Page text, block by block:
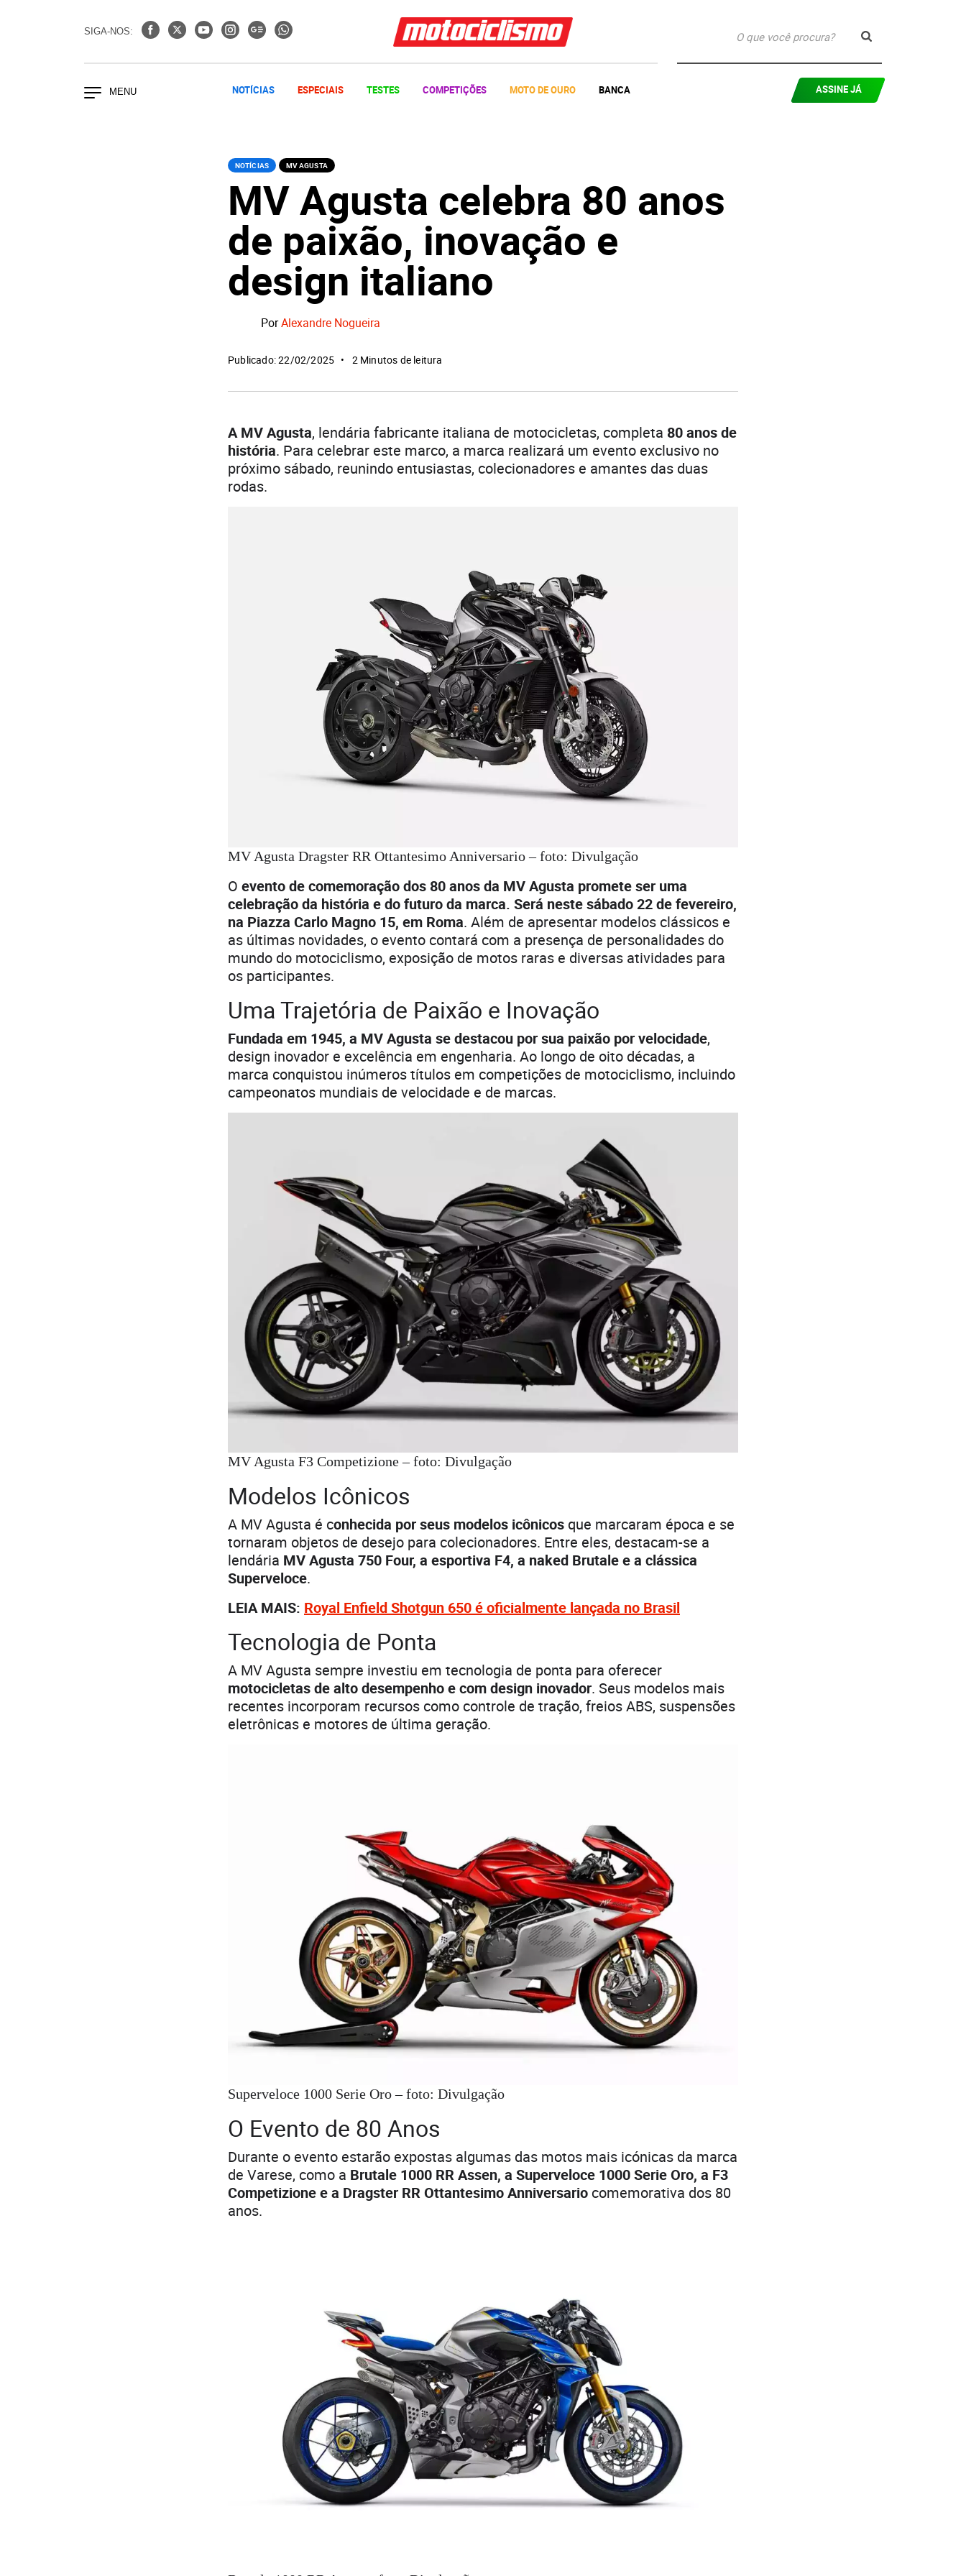
SIGA-NOS:
NOTÍCIAS ESPECIAIS TESTES COMPETIÇÕES MOTO DE OURO BANCA ASSINE JÁ
NOTÍCIAS MV AGUSTA
MV Agusta celebra 80 anos
de paixão, inovação e
design italiano
PorAlexandre Nogueira
Publicado: 22/02/2025 2 Minutos de leitura
A MV Agusta, lendária fabricante italiana de motocicletas, completa 80 anos de
história. Para celebrar este marco, a marca realizará um evento exclusivo no
próximo sábado, reunindo entusiastas, colecionadores e amantes das duas
rodas.
MV Agusta Dragster RR Ottantesimo Anniversario – foto: Divulgação
O evento de comemoração dos 80 anos da MV Agusta promete ser uma
celebração da história e do futuro da marca. Será neste sábado 22 de fevereiro,
na Piazza Carlo Magno 15, em Roma. Além de apresentar modelos clássicos e
as últimas novidades, o evento contará com a presença de personalidades do
mundo do motociclismo, exposição de motos raras e diversas atividades para
os participantes.
Uma Trajetória de Paixão e Inovação
Fundada em 1945, a MV Agusta se destacou por sua paixão por velocidade,
design inovador e excelência em engenharia. Ao longo de oito décadas, a
marca conquistou inúmeros títulos em competições de motociclismo, incluindo
campeonatos mundiais de velocidade e de marcas.
MV Agusta F3 Competizione – foto: Divulgação
Modelos Icônicos
A MV Agusta é conhecida por seus modelos icônicos que marcaram época e se
tornaram objetos de desejo para colecionadores. Entre eles, destacam-se a
lendária MV Agusta 750 Four, a esportiva F4, a naked Brutale e a clássica
Superveloce.
LEIA MAIS: Royal Enfield Shotgun 650 é oficialmente lançada no Brasil
Tecnologia de Ponta
A MV Agusta sempre investiu em tecnologia de ponta para oferecer
motocicletas de alto desempenho e com design inovador. Seus modelos mais
recentes incorporam recursos como controle de tração, freios ABS, suspensões
eletrônicas e motores de última geração.
Superveloce 1000 Serie Oro – foto: Divulgação
O Evento de 80 Anos
Durante o evento estarão expostas algumas das motos mais icónicas da marca
de Varese, como a Brutale 1000 RR Assen, a Superveloce 1000 Serie Oro, a F3
Competizione e a Dragster RR Ottantesimo Anniversario comemorativa dos 80
anos.